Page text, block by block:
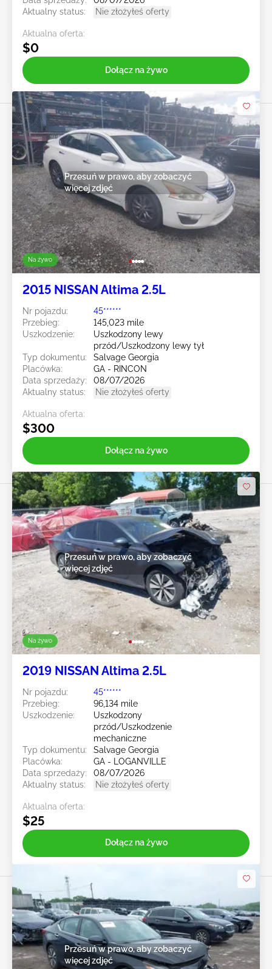
Aktualny status:
Nie złożyłeś oferty
Aktualna oferta:
$0
Dołącz na żywo
Na żywo
Przesuń w prawo, aby zobaczyć
więcej zdjęć
2015 NISSAN Altima 2.5L
Nr pojazdu:
45******
Przebieg:
145,023 mile
Uszkodzenie:
Uszkodzony lewy
przód/Uszkodzony lewy tył
Typ dokumentu:
Salvage Georgia
Placówka:
GA - RINCON
Data sprzedaży:
08/07/2026
Aktualny status:
Nie złożyłeś oferty
Aktualna oferta:
$300
Dołącz na żywo
Na żywo
Przesuń w prawo, aby zobaczyć
więcej zdjęć
2019 NISSAN Altima 2.5L
Nr pojazdu:
45******
Przebieg:
96,134 mile
Uszkodzenie:
Uszkodzony
przód/Uszkodzenie
mechaniczne
Typ dokumentu:
Salvage Georgia
Placówka:
GA - LOGANVILLE
Data sprzedaży:
08/07/2026
Aktualny status:
Nie złożyłeś oferty
Aktualna oferta:
$25
Dołącz na żywo
Przesuń w prawo, aby zobaczyć
więcej zdjęć